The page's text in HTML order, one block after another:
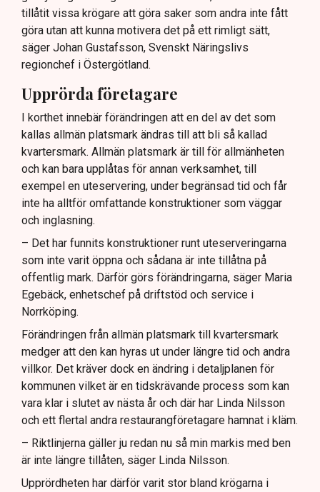
tillåtit vissa krögare att göra saker som andra inte fått
göra utan att kunna motivera det på ett rimligt sätt,
säger Johan Gustafsson, Svenskt Näringslivs
regionchef i Östergötland.
Upprörda företagare
I korthet innebär förändringen att en del av det som
kallas allmän platsmark ändras till att bli så kallad
kvartersmark. Allmän platsmark är till för allmänheten
och kan bara upplåtas för annan verksamhet, till
exempel en uteservering, under begränsad tid och får
inte ha alltför omfattande konstruktioner som väggar
och inglasning.
– Det har funnits konstruktioner runt uteserveringarna
som inte varit öppna och sådana är inte tillåtna på
offentlig mark. Därför görs förändringarna, säger Maria
Egebäck, enhetschef på driftstöd och service i
Norrköping.
Förändringen från allmän platsmark till kvartersmark
medger att den kan hyras ut under längre tid och andra
villkor. Det kräver dock en ändring i detaljplanen för
kommunen vilket är en tidskrävande process som kan
vara klar i slutet av nästa år och där har Linda Nilsson
och ett flertal andra restaurangföretagare hamnat i kläm.
– Riktlinjerna gäller ju redan nu så min markis med ben
är inte längre tillåten, säger Linda Nilsson.
Upprördheten har därför varit stor bland krögarna i